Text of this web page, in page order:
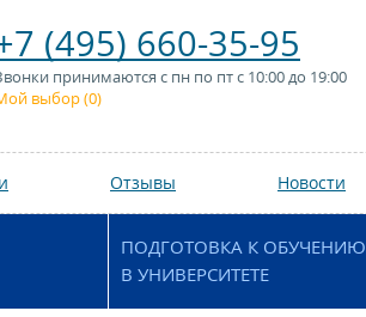
(495) 660-35-95
принимаются с пн по пт с 10:00 до 19:00
выбор (0)
Отзывы Новости
ПОДГОТОВКА К ОБУЧЕНИЮ
В УНИВЕРСИТЕТЕ